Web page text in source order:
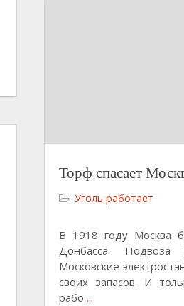
Торф спасает
Уголь работает
В 1918 году Москва
Донбасса.
Московские
своих запасов. И
рабо ...